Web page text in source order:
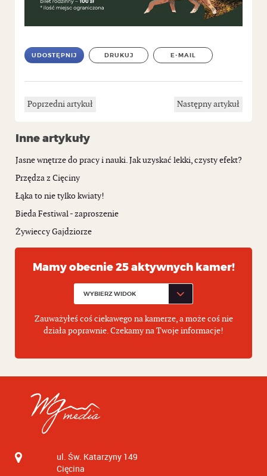
UDOSTĘPNIJ DRUKUJ E-MAIL
Poprzedni artykuł Następny artykuł
Inne artykuły
Jasne wnętrze do pracy i nauki. Jak uzyskać lekki, czysty efekt?
Przędza z Cięciny
Łąka to nie tylko kwiaty!
Bieda Festiwal - zaproszenie
Żywieccy Gajdziorze
Mamy obecnie 25 aktywnych kamer!
Zauważyłeś coś ciekawego na kamerze, a może coś nie
działa poprawnie. Czekamy na Twoje informacje!
ul. Św. Katarzyny 149
Cięcina